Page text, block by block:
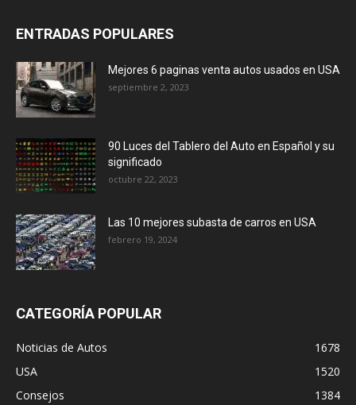
ENTRADAS POPULARES
Mejores 6 paginas venta autos usados en USA
septiembre 2, 2023
90 Luces del Tablero del Auto en Español y su
significado
octubre 22, 2023
Las 10 mejores subasta de carros en USA
febrero 19, 2024
CATEGORÍA POPULAR
Noticias de Autos
1678
USA
1520
Consejos
1384